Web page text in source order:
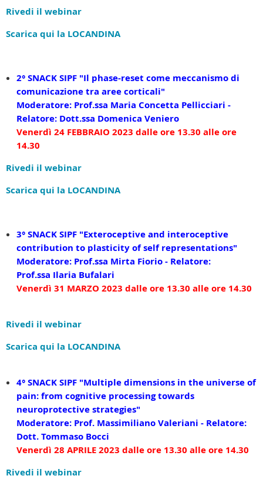
Rivedi il webinar
Scarica qui la LOCANDINA
2° SNACK SIPF "Il phase-reset come meccanismo di
comunicazione tra aree corticali"
Moderatore: Prof.ssa Maria Concetta Pellicciari -
Relatore: Dott.ssa Domenica Veniero
Venerdì 24 FEBBRAIO 2023 dalle ore 13.30 alle ore
14.30
Rivedi il webinar
Scarica qui la LOCANDINA
3° SNACK SIPF "Exteroceptive and interoceptive
contribution to plasticity of self representations"
Moderatore: Prof.ssa Mirta Fiorio - Relatore:
Prof.ssa Ilaria Bufalari
Venerdì 31 MARZO 2023 dalle ore 13.30 alle ore 14.30
Rivedi il webinar
Scarica qui la LOCANDINA
4° SNACK SIPF "Multiple dimensions in the universe of
pain: from cognitive processing towards
neuroprotective strategies"
Moderatore: Prof. Massimiliano Valeriani - Relatore:
Dott. Tommaso Bocci
Venerdì 28 APRILE 2023 dalle ore 13.30 alle ore 14.30
Rivedi il webinar